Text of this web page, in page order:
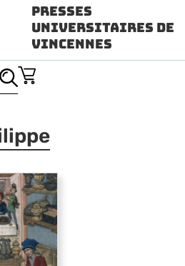
Presses
Universitaires de
Vincennes